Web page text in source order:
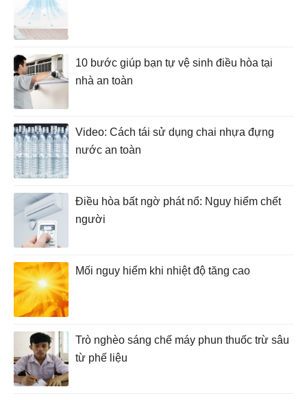
10 bước giúp bạn tự vệ sinh điều hòa tại
nhà an toàn
Video: Cách tái sử dụng chai nhựa đựng
nước an toàn
Điều hòa bất ngờ phát nổ: Nguy hiểm chết
người
Mối nguy hiểm khi nhiệt độ tăng cao
Trò nghèo sáng chế máy phun thuốc trừ sâu
từ phế liệu